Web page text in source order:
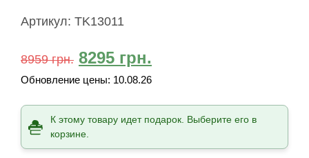
Артикул: TK13011
8959грн. 8295 грн.
Обновление цены: 10.08.26
К этому товару идет подарок. Выберите его в
корзине.